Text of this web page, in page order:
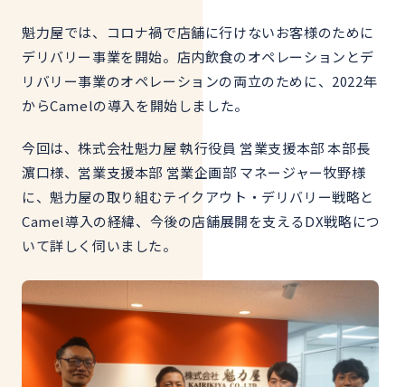
魁力屋では、コロナ禍で店舗に行けないお客様のために
デリバリー事業を開始。店内飲食のオペレーションとデ
リバリー事業のオペレーションの両立のために、2022年
からCamelの導入を開始しました。
今回は、株式会社魁力屋 執行役員 営業支援本部 本部長
濵口様、営業支援本部 営業企画部 マネージャー牧野様
に、魁力屋の取り組むテイクアウト・デリバリー戦略と
Camel導入の経緯、今後の店舗展開を支えるDX戦略につ
いて詳しく伺いました。